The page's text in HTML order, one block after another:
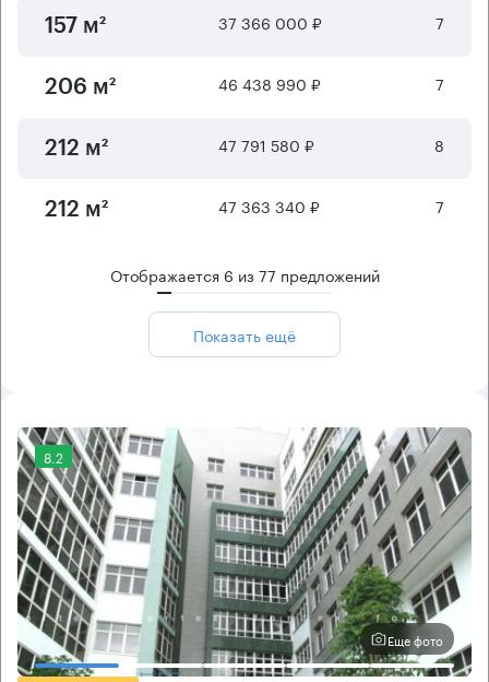
157 м² 37 366 000 ₽ 7
206 м² 46 438 990 ₽ 7
212 м² 47 791 580 ₽ 8
212 м² 47 363 340 ₽ 7
Отображается 6 из77 предложений
Показать ещё
8.2
Еще фото